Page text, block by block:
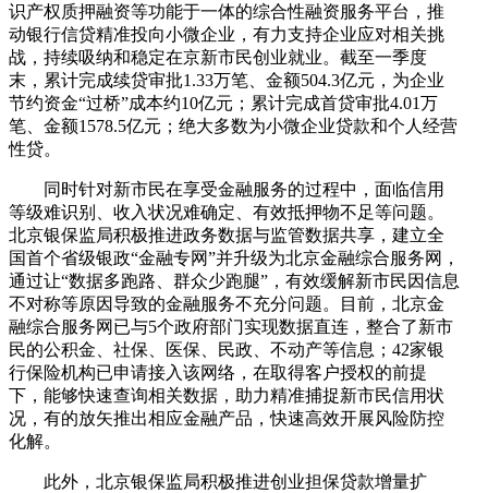
识产权质押融资等功能于一体的综合性融资服务平台，推
动银行信贷精准投向小微企业，有力支持企业应对相关挑
战，持续吸纳和稳定在京新市民创业就业。截至一季度
末，累计完成续贷审批1.33万笔、金额504.3亿元，为企业
节约资金“过桥”成本约10亿元；累计完成首贷审批4.01万
笔、金额1578.5亿元；绝大多数为小微企业贷款和个人经营
性贷。
同时针对新市民在享受金融服务的过程中，面临信用
等级难识别、收入状况难确定、有效抵押物不足等问题。
北京银保监局积极推进政务数据与监管数据共享，建立全
国首个省级银政“金融专网”并升级为北京金融综合服务网，
通过让“数据多跑路、群众少跑腿”，有效缓解新市民因信息
不对称等原因导致的金融服务不充分问题。目前，北京金
融综合服务网已与5个政府部门实现数据直连，整合了新市
民的公积金、社保、医保、民政、不动产等信息；42家银
行保险机构已申请接入该网络，在取得客户授权的前提
下，能够快速查询相关数据，助力精准捕捉新市民信用状
况，有的放矢推出相应金融产品，快速高效开展风险防控
化解。
此外，北京银保监局积极推进创业担保贷款增量扩